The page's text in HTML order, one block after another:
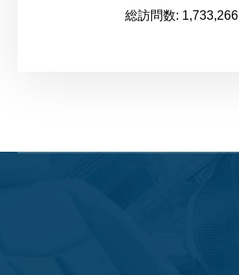
総訪問数: 1,733,266